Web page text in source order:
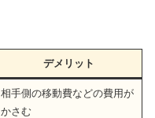
デメリット
相手側の移動費などの費用が
かさむ